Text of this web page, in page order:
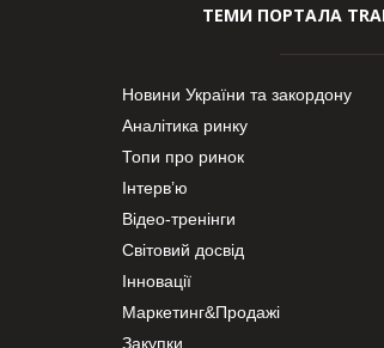
ТЕМИ ПОРТАЛА
Новини України та закордону
Аналітика ринку
Топи про ринок
Інтерв’ю
Відео-тренінги
Світовий досвід
Інновації
Маркетинг&Продажі
Закупки